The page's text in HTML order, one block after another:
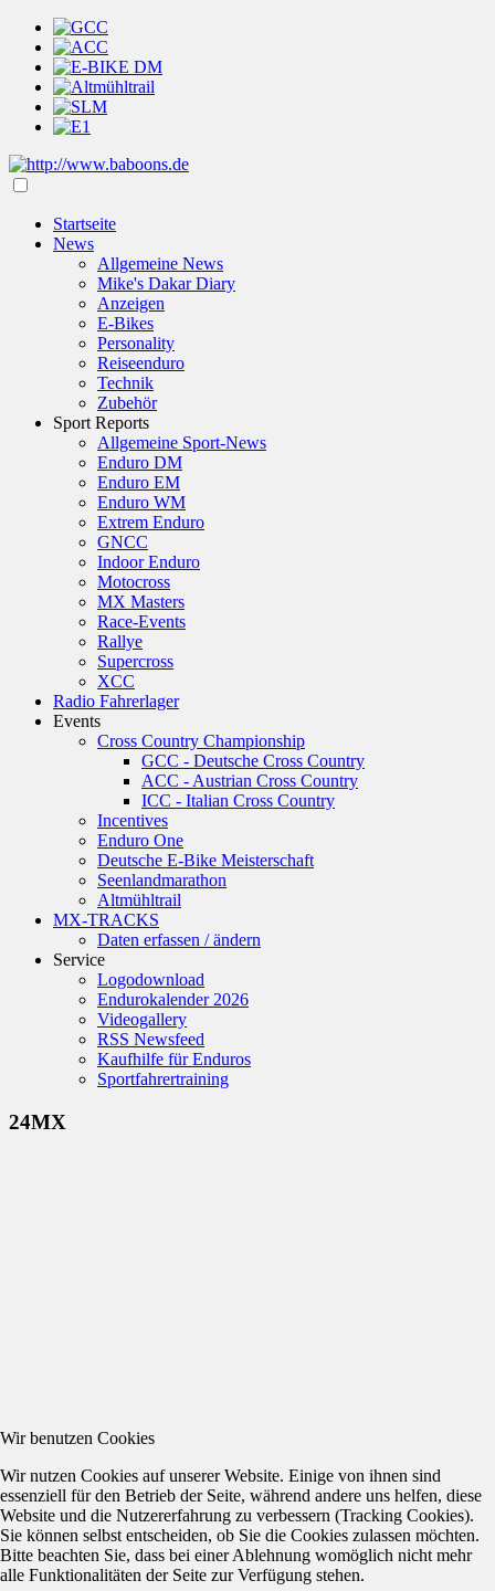
Startseite
News
Allgemeine News
Mike's Dakar Diary
Anzeigen
E-Bikes
Personality
Reiseenduro
Technik
Zubehör
Sport Reports
Allgemeine Sport-News
Enduro DM
Enduro EM
Enduro WM
Extrem Enduro
GNCC
Indoor Enduro
Motocross
MX Masters
Race-Events
Rallye
Supercross
XCC
Radio Fahrerlager
Events
Cross Country Championship
GCC - Deutsche Cross Country
ACC - Austrian Cross Country
ICC - Italian Cross Country
Incentives
Enduro One
Deutsche E-Bike Meisterschaft
Seenlandmarathon
Altmühltrail
MX-TRACKS
Daten erfassen / ändern
Service
Logodownload
Endurokalender 2026
Videogallery
RSS Newsfeed
Kaufhilfe für Enduros
Sportfahrertraining
24MX
Wir benutzen Cookies
Wir nutzen Cookies auf unserer Website. Einige von ihnen sind
essenziell für den Betrieb der Seite, während andere uns helfen, diese
Website und die Nutzererfahrung zu verbessern (Tracking Cookies).
Sie können selbst entscheiden, ob Sie die Cookies zulassen möchten.
Bitte beachten Sie, dass bei einer Ablehnung womöglich nicht mehr
alle Funktionalitäten der Seite zur Verfügung stehen.